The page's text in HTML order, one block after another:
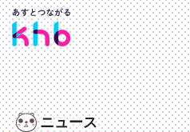
ニュース